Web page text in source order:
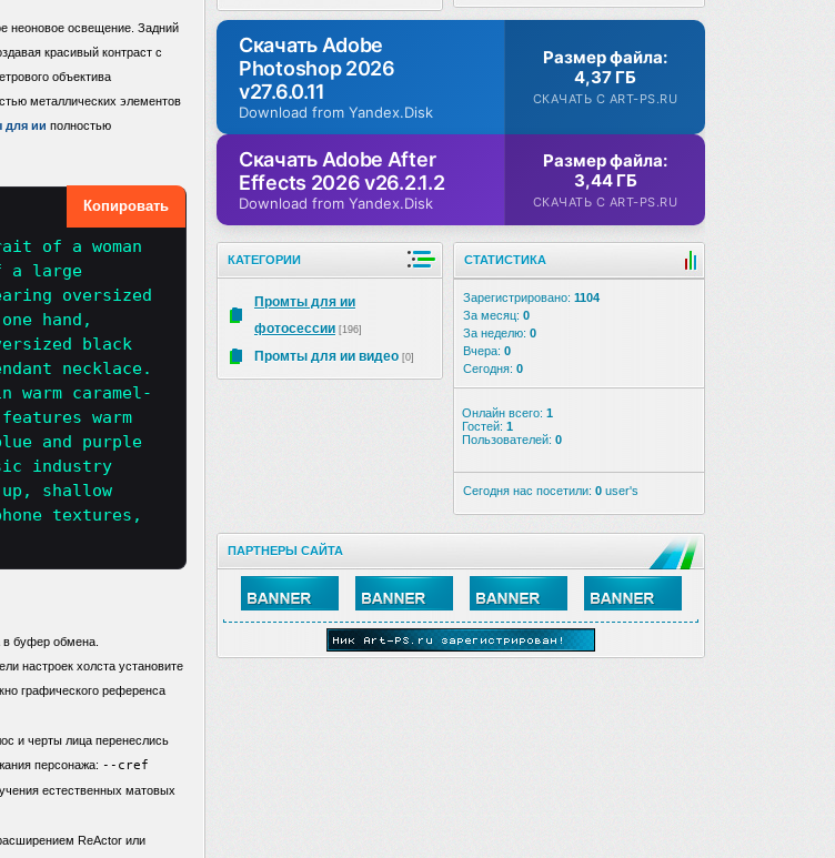
неоновое освещение. Задний
красивый контраст с
объектива
металлических элементов
для ии полностью
of a woman
a large
oversized
hand,
black
necklace.
warm caramel-
warm
and purple
industry
up, shallow
textures,
Копировать
в буфер обмена.
настроек холста установите
графического референса
и черты лица перенеслись
персонажа: --cref
естественных матовых
ReActor или
Скачать Adobe
Photoshop 2026
v27.6.0.11
Download from Yandex.Disk
Размер файла:
4,37 ГБ
СКАЧАТЬ С ART-PS.RU
Скачать Adobe After
Effects 2026 v26.2.1.2
Download from Yandex.Disk
Размер файла:
3,44 ГБ
СКАЧАТЬ С ART-PS.RU
КАТЕГОРИИ
Промты для ии
фотосессии [196]
Промты для ии видео [0]
СТАТИСТИКА
Зарегистрировано: 1104
За месяц: 0
За неделю: 0
Вчера: 0
Сегодня: 0
Онлайн всего: 1
Гостей: 1
Пользователей: 0
Сегодня нас посетили: 0 user's
ПАРТНЕРЫ САЙТА